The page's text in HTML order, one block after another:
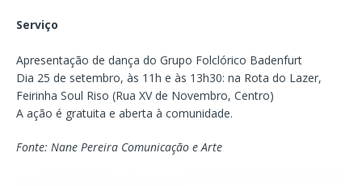
Serviço
Apresentação de dança do Grupo Folclórico Badenfurt
Dia 25 de setembro, às 11h e às 13h30: na Rota do Lazer,
Feirinha Soul Riso (Rua XV de Novembro, Centro)
A ação é gratuita e aberta à comunidade.
Fonte: Nane Pereira Comunicação e Arte